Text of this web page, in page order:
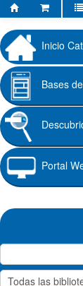
Fundación
Cafam
Inicio
Bases
Portal